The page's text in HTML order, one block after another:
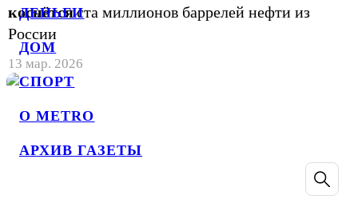
ДЕНЬГИ
ДОМ
СПОРТ
О METRO
АРХИВ ГАЗЕТЫ
коснётсяста миллионов баррелей нефти из
России
13 мар. 2026